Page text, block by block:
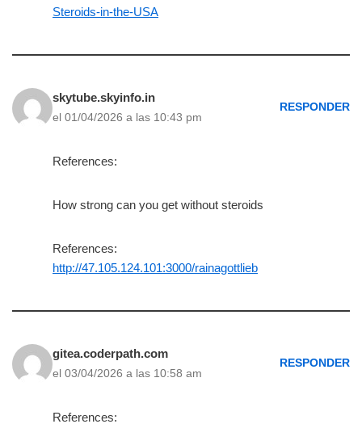
Steroids-in-the-USA
skytube.skyinfo.in
el 01/04/2026 a las 10:43 pm
RESPONDER
References:
How strong can you get without steroids
References:
http://47.105.124.101:3000/rainagottlieb
gitea.coderpath.com
el 03/04/2026 a las 10:58 am
RESPONDER
References: